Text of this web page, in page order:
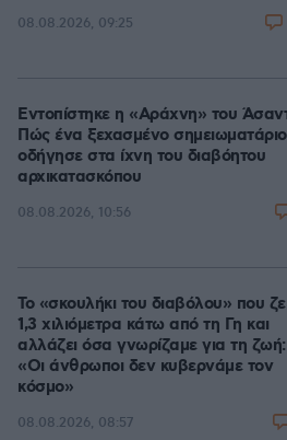
08.08.2026, 09:25
Εντοπίστηκε η «Αράχνη» του
Πώς ένα ξεχασμένο σημειωματάριο
οδήγησε στα ίχνη του διαβόητου
αρχικατασκόπου
08.08.2026, 10:56
Το «σκουλήκι του διαβόλου» που
1,3 χιλιόμετρα κάτω από τη Γη και
αλλάζει όσα γνωρίζαμε για τη ζωή:
«Οι άνθρωποι δεν κυβερνάμε τον
κόσμο»
08.08.2026, 08:57